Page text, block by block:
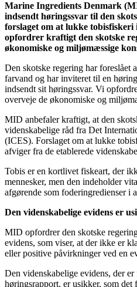
Marine Ingredients Denmark
indsendt høringssvar til den
forslaget om at lukke tobisfiskeri
opfordrer kraftigt den skotske
økonomiske og miljømæssige
Den skotske regering har foreslået
farvand og har inviteret til en
indsendt sit høringssvar. Vi
overveje de økonomiske og
MID anbefaler kraftigt, at den
videnskabelige råd fra Det
(ICES). Forslaget om at lukke
afviger fra de etablerede
Tobis er en kortlivet fiskeart, der
mennesker, men den indeholder
afgørende som foderingredienser i
Den videnskabelige evidens er
MID opfordrer den skotske
evidens, som viser, at der ikke er
eller positive påvirkninger ved en
Den videnskabelige evidens, der
høringsrapport, er usikker, som